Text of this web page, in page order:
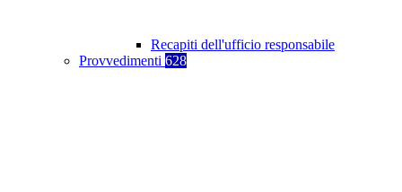
Recapiti dell'ufficio responsabile
Provvedimenti 628